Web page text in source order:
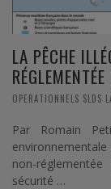
LA PÊCHE
OPERATIONNELS SLDS
Par Romain
non-
sécurité …